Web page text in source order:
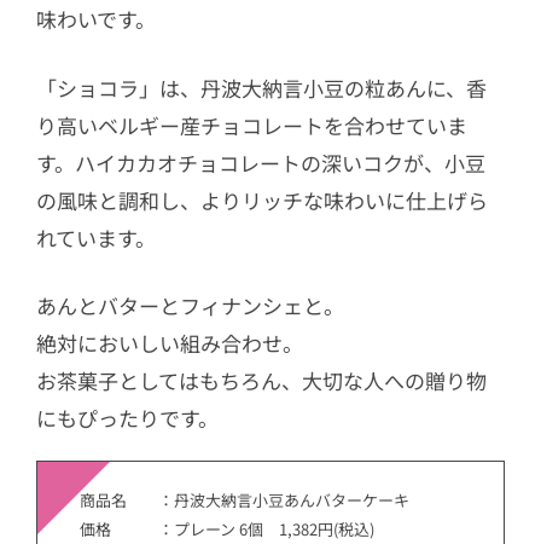
味わいです。
「ショコラ」は、丹波大納言小豆の粒あんに、香
り高いベルギー産チョコレートを合わせていま
す。ハイカカオチョコレートの深いコクが、小豆
の風味と調和し、よりリッチな味わいに仕上げら
れています。
あんとバターとフィナンシェと。
絶対においしい組み合わせ。
お茶菓子としてはもちろん、大切な人への贈り物
にもぴったりです。
商品名 ：丹波大納言小豆あんバターケーキ
価格 ：プレーン 6個 1,382円(税込)